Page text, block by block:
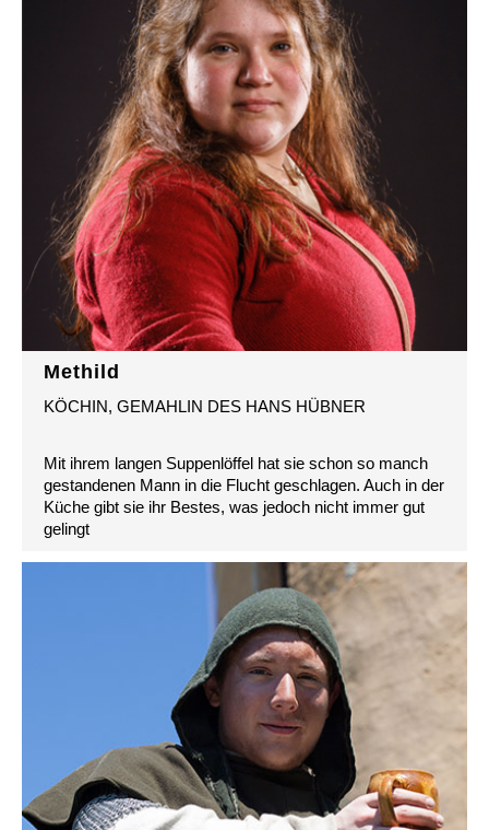
Methild
KÖCHIN, GEMAHLIN DES HANS HÜBNER
Mit ihrem langen Suppenlöffel hat sie schon so manch
gestandenen Mann in die Flucht geschlagen. Auch in der
Küche gibt sie ihr Bestes, was jedoch nicht immer gut
gelingt